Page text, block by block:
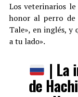
Los veterinarios
honor al perro de
Tale», en inglés, y
a tu lado».
| La
de